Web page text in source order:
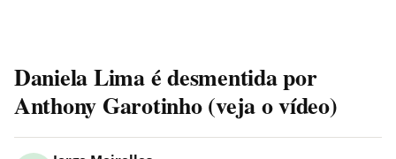
Daniela Lima é desmentida por
Anthony Garotinho (veja o vídeo)